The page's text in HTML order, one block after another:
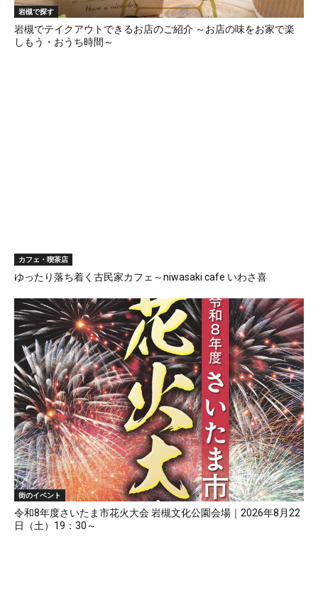
岩槻で探す
岩槻でテイクアウトできるお店のご紹介 ～お店の味をお家で楽
しもう・おうち時間～
カフェ・喫茶店
ゆったり落ち着く古民家カフェ～niwasaki cafe いわさ喜
街のイベント
令和8年度さいたま市花火大会 岩槻文化公園会場｜2026年8月22
日（土）19：30～